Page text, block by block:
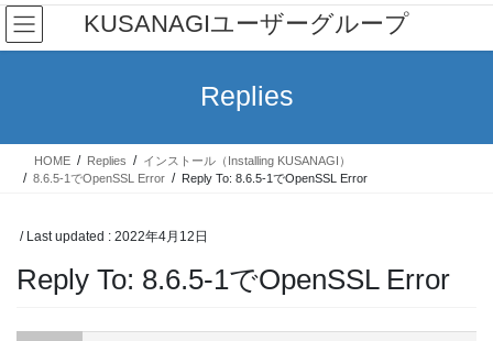
Skip
the
Skip
the
KUSANAGIユーザーグループ
Replies
HOME Replies
インストール（Installing KUSANAGI）
8.6.5-1でOpenSSL Error
Reply To: 8.6.5-1でOpenSSL Error
/ Last updated : 2022年4月12日
Reply To: 8.6.5-1でOpenSSL Error